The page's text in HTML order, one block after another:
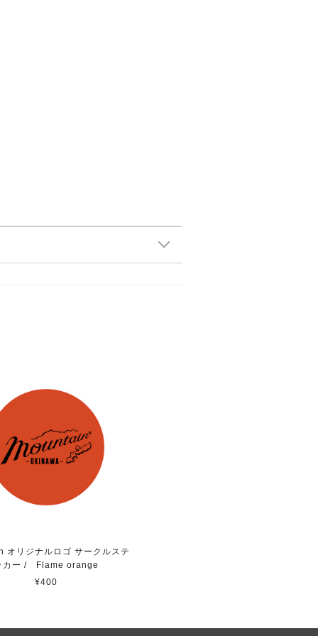
オリジナルロゴ サークルステ
カー / Flame orange
¥400